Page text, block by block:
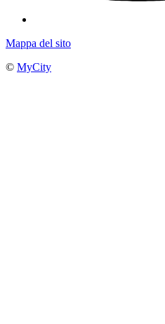
Mappa del sito
© MyCity